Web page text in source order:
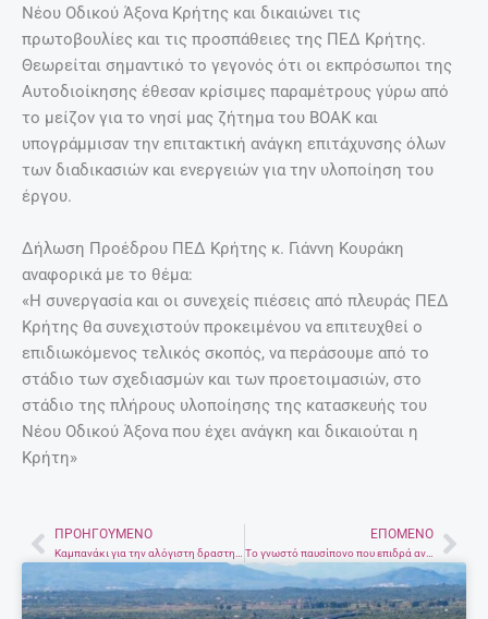
Νέου Οδικού Άξονα Κρήτης και δικαιώνει τις
πρωτοβουλίες και τις προσπάθειες της ΠΕΔ Κρήτης.
Θεωρείται σημαντικό το γεγονός ότι οι εκπρόσωποι της
Αυτοδιοίκησης έθεσαν κρίσιμες παραμέτρους γύρω από
το μείζον για το νησί μας ζήτημα του ΒΟΑΚ και
υπογράμμισαν την επιτακτική ανάγκη επιτάχυνσης όλων
των διαδικασιών και ενεργειών για την υλοποίηση του
έργου.
Δήλωση Προέδρου ΠΕΔ Κρήτης κ. Γιάννη Κουράκη
αναφορικά με το θέμα:
«Η συνεργασία και οι συνεχείς πιέσεις από πλευράς ΠΕΔ
Κρήτης θα συνεχιστούν προκειμένου να επιτευχθεί ο
επιδιωκόμενος τελικός σκοπός, να περάσουμε από το
στάδιο των σχεδιασμών και των προετοιμασιών, στο
στάδιο της πλήρους υλοποίησης της κατασκευής του
Νέου Οδικού Άξονα που έχει ανάγκη και δικαιούται η
Κρήτη»
PrevΠΡΟΗΓΟΎΜΕΝΟ ΕΠΌΜΕΝΟ
Το γνωστό παυσίπονο που επιδρά ανησυχητικά στο συκώτι